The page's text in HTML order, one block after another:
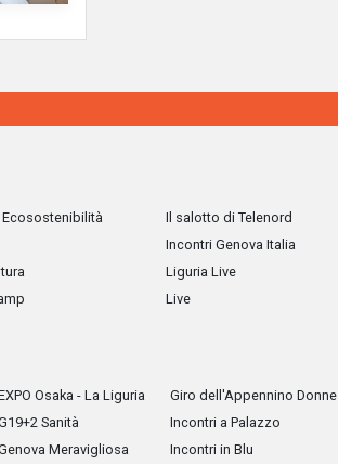
Ecosostenibilità
Il salotto di Telenord
Incontri Genova Italia
Liguria Live
Live
Osaka - La Liguria
Sanità
Meravigliosa
Giro dell'Appennino Donne
Incontri a Palazzo
Incontri in Blu